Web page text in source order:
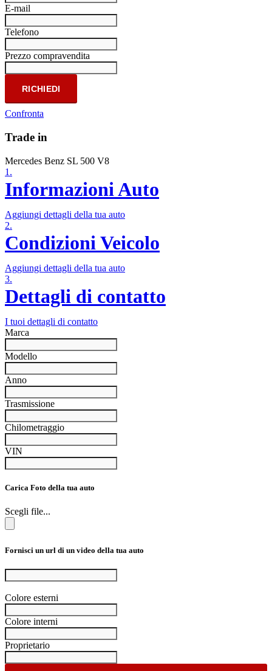
E-mail
Telefono
Prezzo compravendita
RICHIEDI
Confronta
Trade in
Mercedes Benz SL 500 V8
1.
Informazioni Auto
Aggiungi dettagli della tua auto
2.
Condizioni Veicolo
Aggiungi dettagli della tua auto
3.
Dettagli di contatto
I tuoi dettagli di contatto
Marca
Modello
Anno
Trasmissione
Chilometraggio
VIN
Carica Foto della tua auto
Scegli file...
Fornisci un url di un video della tua auto
Colore esterni
Colore interni
Proprietario